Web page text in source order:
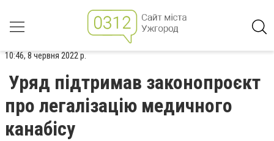
10:46, 8 червня 2022 р.
Уряд підтримав законопроєкт
про легалізацію медичного
канабісу